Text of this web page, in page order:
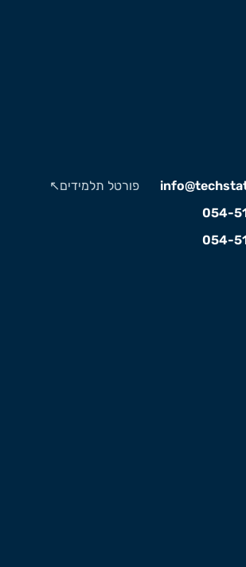
054-
054-
פורטל תלמידים↖️